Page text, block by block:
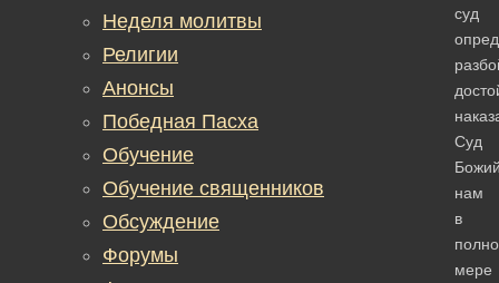
суд
Суд
нам
в
мере
Неделя молитвы
Религии
Анонсы
Победная Пасха
Обучение
Обучение священников
Обсуждение
Форумы